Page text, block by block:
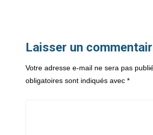
Laisser un
Votre adresse e-mail ne sera pas
obligatoires sont indiqués avec *